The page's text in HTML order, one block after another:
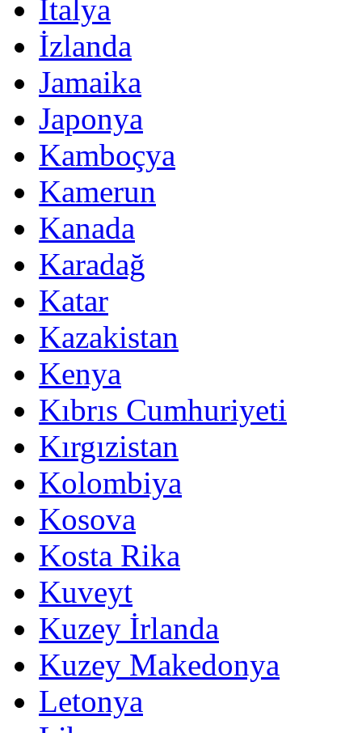
İtalya
İzlanda
Jamaika
Japonya
Kamboçya
Kamerun
Kanada
Karadağ
Katar
Kazakistan
Kenya
Kıbrıs Cumhuriyeti
Kırgızistan
Kolombiya
Kosova
Kosta Rika
Kuveyt
Kuzey İrlanda
Kuzey Makedonya
Letonya